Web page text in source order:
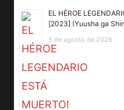
EL HÉROE
[2023] (Yuusha ga
5 de agosto de 2026